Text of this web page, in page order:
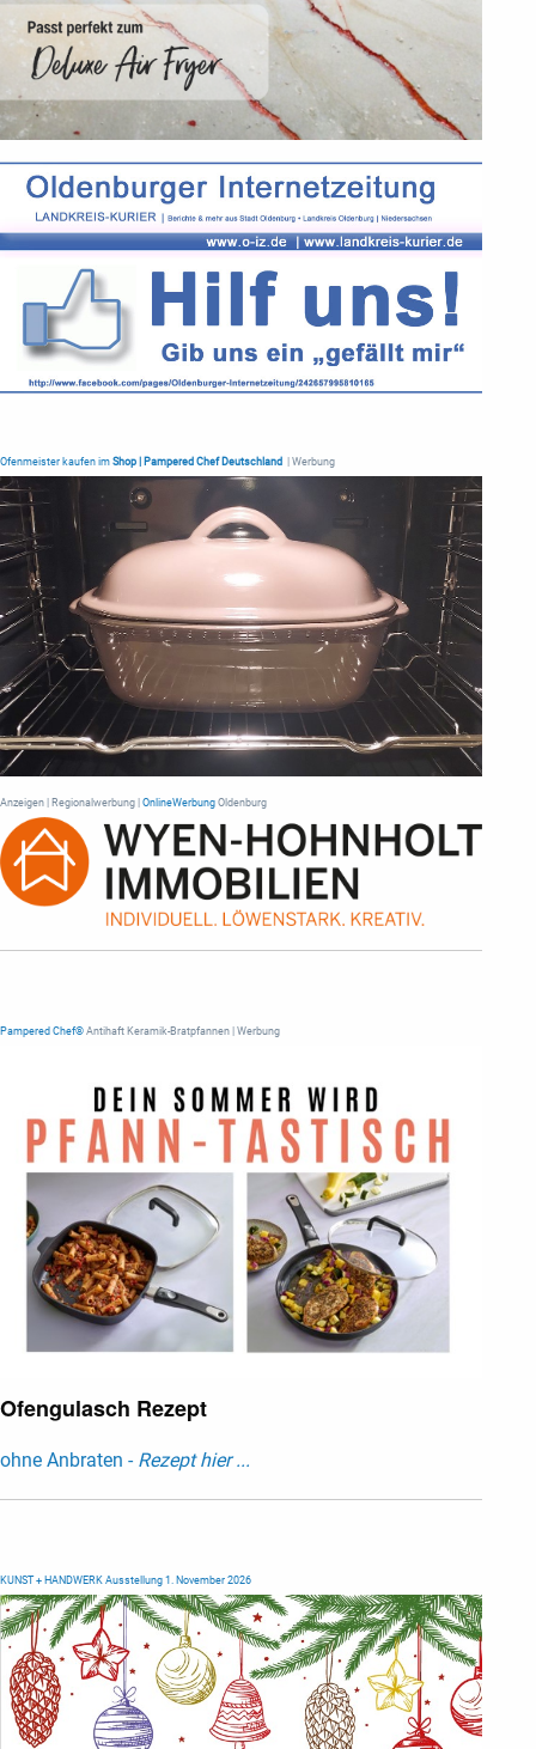
Ofenmeister kaufen im Shop | Pampered Chef Deutschland | Werbung
Anzeigen | Regionalwerbung | OnlineWerbung Oldenburg
Pampered Chef® Antihaft Keramik-Bratpfannen | Werbung
Ofengulasch Rezept
ohne Anbraten - Rezept hier ...
KUNST + HANDWERK Ausstellung 1. November 2026